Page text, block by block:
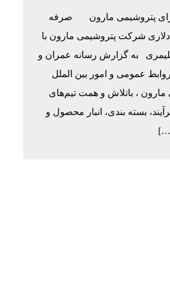
پتروشیمی مارون صرفه
دلاری شرکت پتروشیمی مارون با
به گزارش رسانه عمران و
عمومی و امور بین الملل
، باتلاش و همت تیم‌های
بسته بندی، انبار محصول و